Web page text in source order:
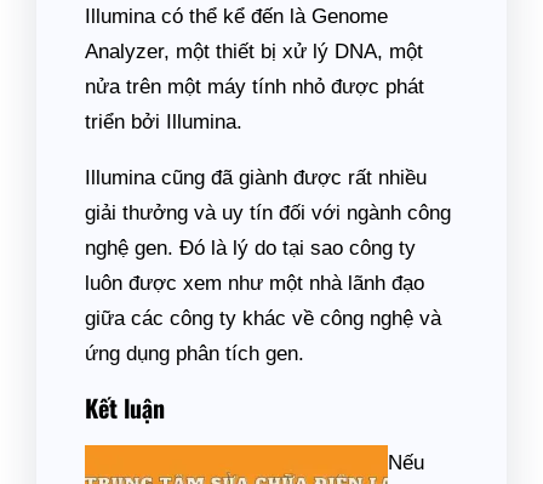
Illumina có thể kể đến là Genome
Analyzer, một thiết bị xử lý DNA, một
nửa trên một máy tính nhỏ được phát
triển bởi Illumina.
Illumina cũng đã giành được rất nhiều
giải thưởng và uy tín đối với ngành công
nghệ gen. Đó là lý do tại sao công ty
luôn được xem như một nhà lãnh đạo
giữa các công ty khác về công nghệ và
ứng dụng phân tích gen.
Kết luận
Nếu